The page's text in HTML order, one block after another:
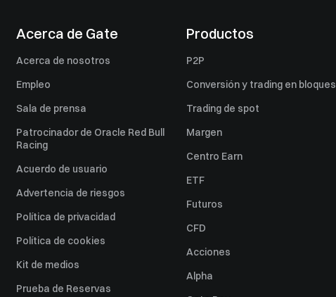
Acerca de Gate
Acerca de nosotros
Empleo
Sala de prensa
Patrocinador de Oracle Red Bull
Racing
Acuerdo de usuario
Advertencia de riesgos
Política de privacidad
Política de cookies
Kit de medios
Prueba de Reservas
Productos
P2P
Conversión y trading en bloques
Trading de spot
Margen
Centro Earn
ETF
Futuros
CFD
Acciones
Alpha